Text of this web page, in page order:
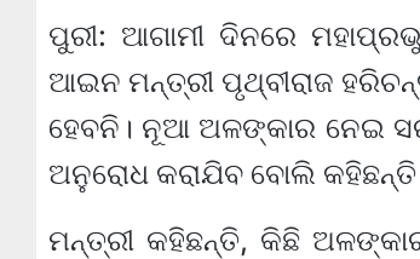
ପୁରୀ: ଆଗାମୀ ଦିନରେ
ଆଇନ ମନ୍ତ୍ରୀ ପୃଥ୍ବୀରାଜ
ହେବନି। ନୂଆ ଅଳଙ୍କାର ନେଇ
ଅନୁରୋଧ କରାଯିବ ବୋଲି
ମନ୍ତ୍ରୀ କହିଛନ୍ତି, କିଛି